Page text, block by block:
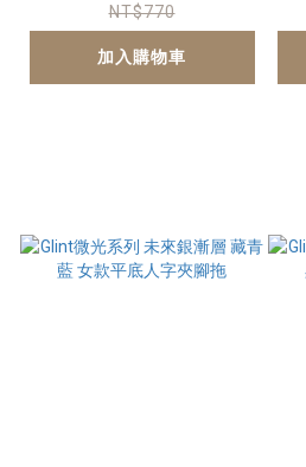
NT$770
加入購物車